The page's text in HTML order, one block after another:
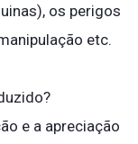
os perigos
etc.
e a apreciação